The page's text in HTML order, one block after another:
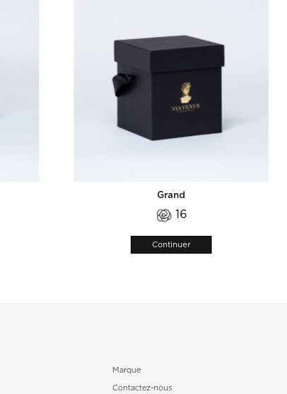
Grand
16
Continuer
Marque
Contactez-nous